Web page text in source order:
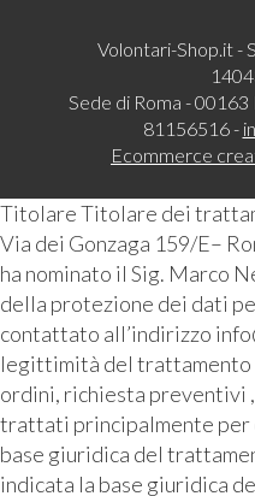
Volontari-Shop.it -
Sede di Roma -
81156516 -
Ecommerce
Titolare Titolare dei
Via dei Gonzaga 159/E–
ha nominato il Sig. Marco
della protezione dei dati
contattato all’indirizzo
legittimità del trattamento
ordini, richiesta preventivi
trattati principalmente per
base giuridica del
indicata la base giuridica